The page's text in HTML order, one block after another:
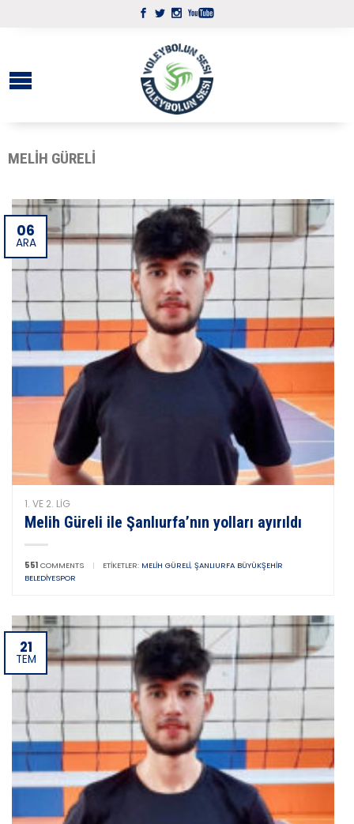
MELIH GÜRELI
06
ARA
1. VE 2. LIG
Melih Güreli ile Şanlıurfa’nın yolları ayırıldı
551 COMMENTS | ETIKETLER: MELIH GÜRELI, ŞANLIURFA BÜYÜKŞEHIR
BELEDIYESPOR
21
TEM